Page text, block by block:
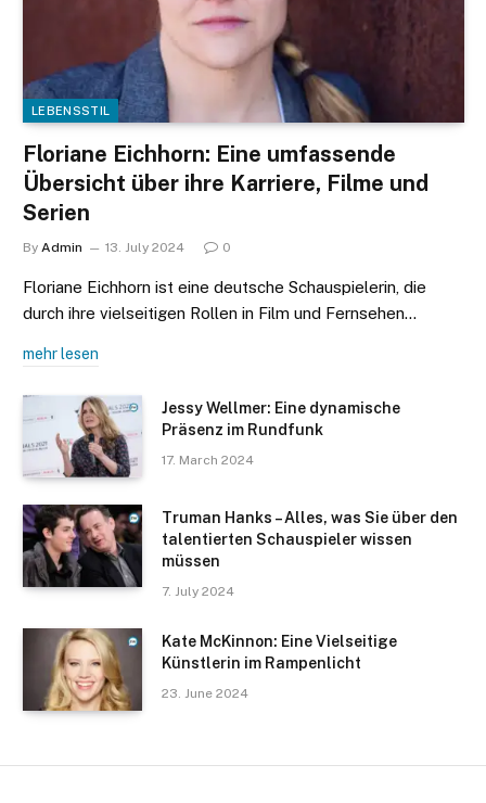
LEBENSSTIL
Floriane Eichhorn: Eine umfassende
Übersicht über ihre Karriere, Filme und
Serien
By Admin 13. July 2024 0
Floriane Eichhorn ist eine deutsche Schauspielerin, die
durch ihre vielseitigen Rollen in Film und Fernsehen…
mehr lesen
Jessy Wellmer: Eine dynamische
Präsenz im Rundfunk
17. March 2024
Truman Hanks – Alles, was Sie über den
talentierten Schauspieler wissen
müssen
7. July 2024
Kate McKinnon: Eine Vielseitige
Künstlerin im Rampenlicht
23. June 2024